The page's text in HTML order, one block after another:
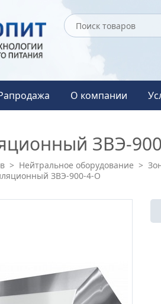
О компании
ЗВЭ-
> Нейтральное оборудование >
ЗВЭ-900-4-О